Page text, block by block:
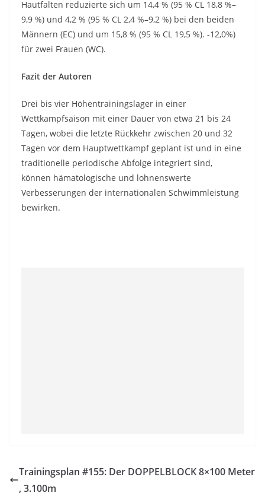
Hautfalten reduzierte sich um 14,4 % (95 % CL 18,8 %–
9,9 %) und 4,2 % (95 % CL 2,4 %–9,2 %) bei den beiden
Männern (EC) und um 15,8 % (95 % CL 19,5 %). -12,0%)
für zwei Frauen (WC).
Fazit der Autoren
Drei bis vier Höhentrainingslager in einer
Wettkampfsaison mit einer Dauer von etwa 21 bis 24
Tagen, wobei die letzte Rückkehr zwischen 20 und 32
Tagen vor dem Hauptwettkampf geplant ist und in eine
traditionelle periodische Abfolge integriert sind,
können hämatologische und lohnenswerte
Verbesserungen der internationalen Schwimmleistung
bewirken.
Trainingsplan #155: Der DOPPELBLOCK 8×100 Meter
, 3.100m